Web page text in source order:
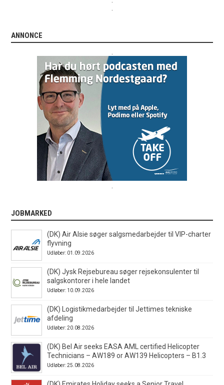
ANNONCE
JOBMARKED
(DK) Air Alsie søger salgsmedarbejder til VIP-charter
flyvning
Udløber: 01.09.2026
(DK) Jysk Rejsebureau søger rejsekonsulenter til
salgskontorer i hele landet
Udløber: 10.09.2026
(DK) Logistikmedarbejder til Jettimes tekniske
afdeling
Udløber: 20.08.2026
(DK) Bel Air seeks EASA AML certified Helicopter
Technicians – AW189 or AW139 Helicopters – B1.3
Udløber: 25.08.2026